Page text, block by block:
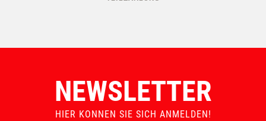
NEWSLETTER
HIER KONNEN SIE SICH ANMELDEN!